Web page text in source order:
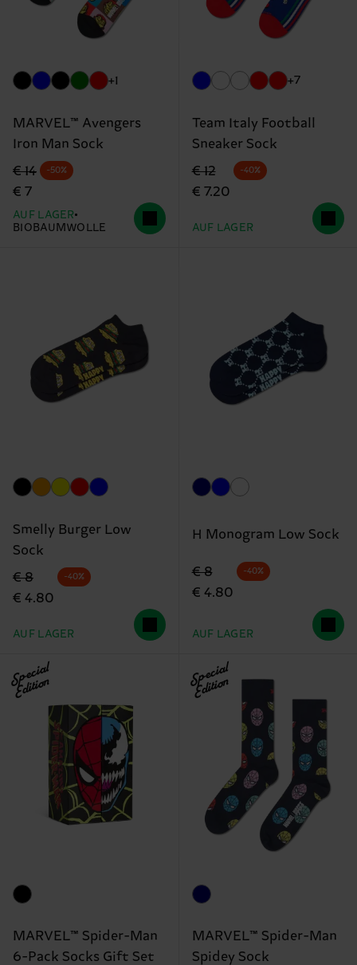
+1
MARVEL™ Avengers
Iron Man Sock
Originalpreis
€ 14
Reduzierter Preis
€ 7
-50%
AUF LAGER
BIOBAUMWOLLE
+7
Team Italy Football
Sneaker Sock
Originalpreis
€ 12
Reduzierter Preis
€ 7.20
-40%
AUF LAGER
Smelly Burger Low
Sock
Originalpreis
€ 8
Reduzierter Preis
€ 4.80
-40%
AUF LAGER
H Monogram Low Sock
Originalpreis
€ 8
Reduzierter Preis
€ 4.80
-40%
AUF LAGER
Special
Edition
MARVEL™ Spider-Man
6-Pack Socks Gift Set
Special
Edition
MARVEL™ Spider-Man
Spidey Sock